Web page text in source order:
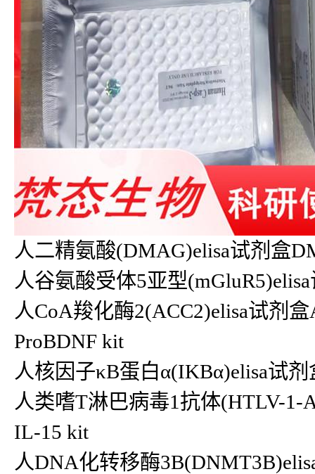
人二精氨酸(DMAG)elisa试剂盒
人谷氨酸受体5亚型
人CoA羧化酶2(ACC2)elisa试剂
ProBDNF kit
人核因子κB蛋白α(IKBα)elisa试
人类嗜T淋巴病毒1抗体(HTLV-1-
IL-15 kit
人DNA化转移酶